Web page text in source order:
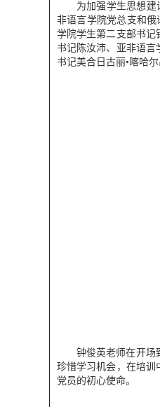
为加强学生思想
非语言学院党总支和
学院学生第二支部书记
书记陈汝沛、亚非语言
书记美合日古丽•喀哈
钟俊英老师在开场
珍惜学习机会，在培训
党员的初心使命。